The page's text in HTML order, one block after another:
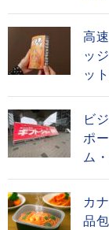
高
ッ
ッ
ビ
ポ
ム
カ
品